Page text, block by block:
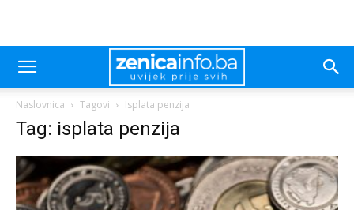
Naslovnica Tagovi Isplata penzija
Tag: isplata penzija